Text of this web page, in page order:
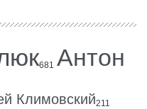
681 Антон
Климовский211